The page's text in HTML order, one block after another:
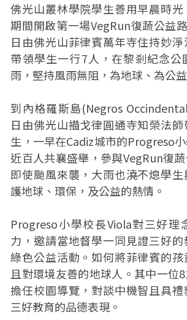
佛光山叢林學院學生善用早晨時
期間開啟第一場VegRun復蔬公益
日由佛光山菲律賓萬年寺住持妙
帶領學生一行7人，在黎剎紀念公
雨，堅持風雨無阻，為地球、為公
到內格羅斯島(Negros
日由佛光山描戈律圓通寺知榮法
生，一早在Cadiz城市的Progreso
近百人共襄盛舉，參與VegRun復
即使颱風來襲，大雨也澆不熄學
護地球、環保，及公益的熱情。
Progreso小學校長Viola對三好理
力，邀請當地督學一同見證三好
綠色公益活動。如何將菲律賓的
且對環境友善的地球人。其中一位
擔任校園導覽，對談中機智且具
三好教育的品德表現。